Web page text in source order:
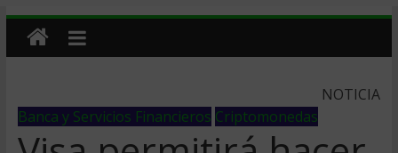
NOTICIA
Banca y Servicios Financieros Criptomonedas